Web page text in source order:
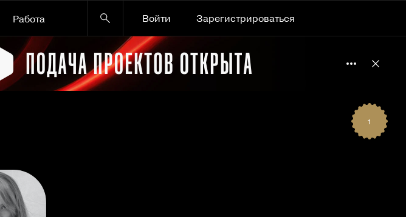
Работа Войти
Зарегистрироваться
1